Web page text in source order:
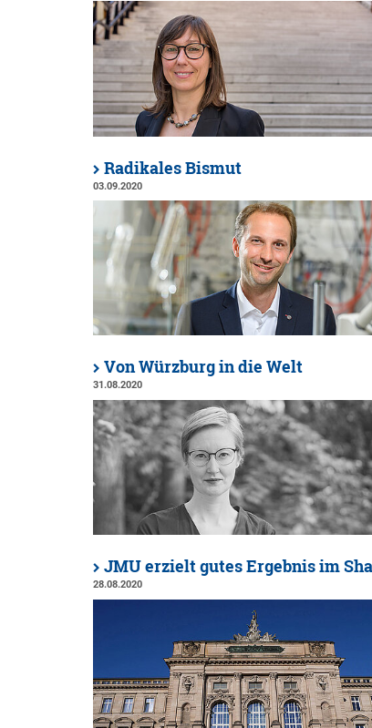
Radikales Bismut
03.09.2020
Von Würzburg in die Welt
31.08.2020
JMU erzielt gutes Ergebnis im
28.08.2020